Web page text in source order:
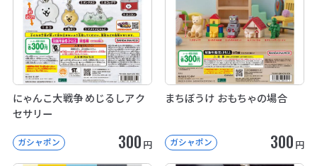
にゃんこ大戦争 めじるしアク
セサリー
ガシャポン 300 円
まちぼうけ おもちゃの場合
ガシャポン 300 円